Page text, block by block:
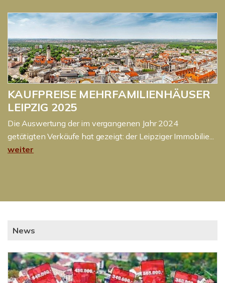
KAUFPREISE MEHRFAMILIENHÄUSER
LEIPZIG 2025
Die Auswertung der im vergangenen Jahr 2024
getätigten Verkäufe hat gezeigt: der Leipziger Immobilie...
weiter
News